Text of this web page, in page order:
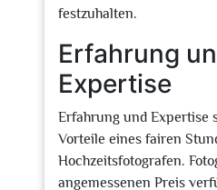
festzuhalten.
Erfahrung
Expertise
Erfahrung und Expertise
Vorteile eines fairen
Hochzeitsfotografen.
angemessenen Preis